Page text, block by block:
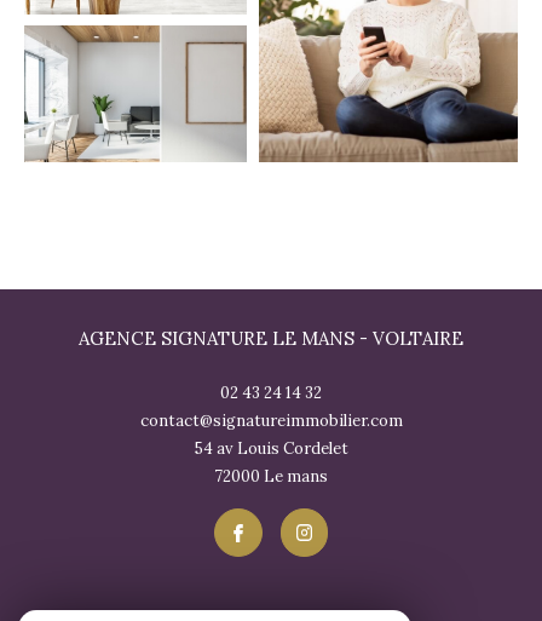
AGENCE SIGNATURE LE MANS - VOLTAIRE
02 43 24 14 32
contact@signatureimmobilier.com
54 av Louis Cordelet
72000
le mans